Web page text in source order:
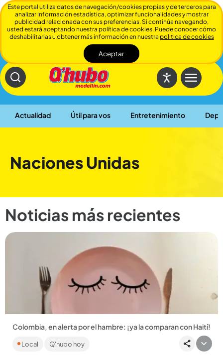
Actualidad Útil para vos Entretenimiento
Cerrar
Naciones Unidas
Noticias más recientes
Colombia, en alerta por el hambre: ¡ya la comparan con Haití!
problemática. Colombia está tomando acciones, pero dadas
Local Q'hubo hoy
Este portal utiliza datos de navegación/cookies propias y de terceros para
analizar información estadística, optimizar funcionalidades y mostrar
publicidad relacionada con sus preferencias. Si continúa navegando,
usted estará aceptando nuestra política de cookies. Puede conocer cómo
deshabilitarlas u obtener más información en nuestra politica de cookies
Aceptar